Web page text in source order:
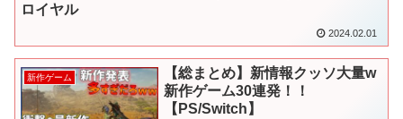
ロイヤル
2024.02.01
新作ゲーム
【総まとめ】新情報クッソ大量w
新作ゲーム30連発！！
【PS/Switch】